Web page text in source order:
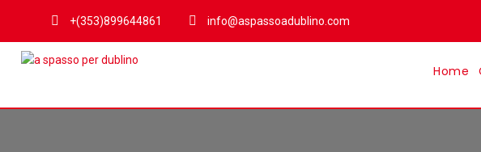
+(353)899644861 info@aspassoadublino.com
Home